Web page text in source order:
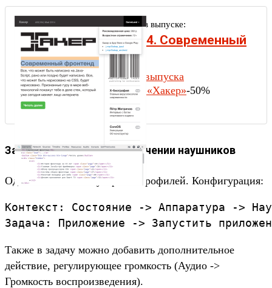
Другие статьи в выпуске:
Хакер #184. Современный
фронтенд
Содержание выпуска
Подписка на «Хакер»-50%
Запуск плеера при подключении наушников
Один из самых популярных профилей. Конфигурация:
Контекст: Состояние -> Аппаратура ->
Также в задачу можно добавить дополнительное
действие, регулирующее громкость (Аудио ->
Громкость воспроизведения).